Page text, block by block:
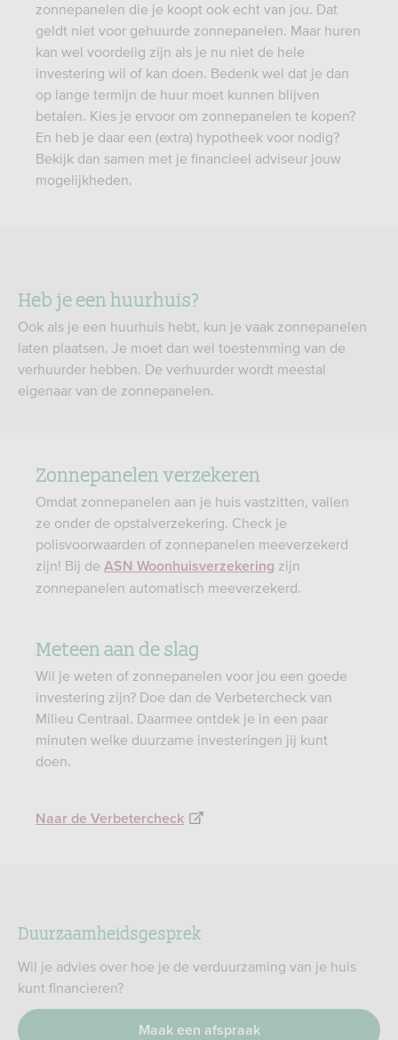
zonnepanelen die je koopt ook echt van jou. Dat
geldt niet voor gehuurde zonnepanelen. Maar huren
kan wel voordelig zijn als je nu niet de hele
investering wil of kan doen. Bedenk wel dat je dan
op lange termijn de huur moet kunnen blijven
betalen. Kies je ervoor om zonnepanelen te kopen?
En heb je daar een (extra) hypotheek voor nodig?
Bekijk dan samen met je financieel adviseur jouw
mogelijkheden.
Heb je een huurhuis?
Ook als je een huurhuis hebt, kun je vaak zonnepanelen
laten plaatsen. Je moet dan wel toestemming van de
verhuurder hebben. De verhuurder wordt meestal
eigenaar van de zonnepanelen.
Zonnepanelen verzekeren
Omdat zonnepanelen aan je huis vastzitten, vallen
ze onder de opstalverzekering. Check je
polisvoorwaarden of zonnepanelen meeverzekerd
zijn! Bij de ASN Woonhuisverzekering zijn
zonnepanelen automatisch meeverzekerd.
Meteen aan de slag
Wil je weten of zonnepanelen voor jou een goede
investering zijn? Doe dan de Verbetercheck van
Milieu Centraal. Daarmee ontdek je in een paar
minuten welke duurzame investeringen jij kunt
doen.
Naar de Verbetercheck
Duurzaamheidsgesprek
Wil je advies over hoe je de verduurzaming van je huis
kunt financieren?
Maak een afspraak